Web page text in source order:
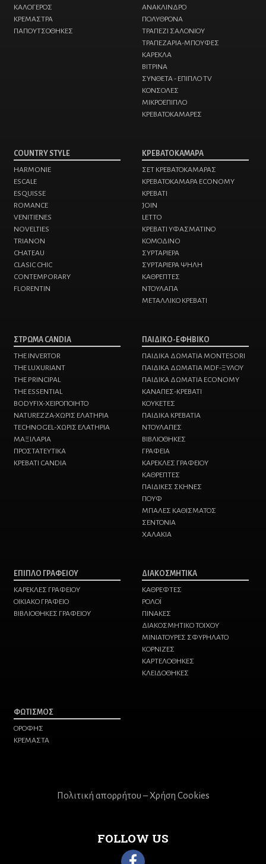
ΚΑΛΟΓΕΡΟΣ
ΚΡΕΜΑΣΤΡΑ
ΠΑΠΟΥΤΣΟΘΗΚΕΣ
ΑΝΑΚΛΙΝΔΡΟ
ΠΟΛΥΘΡΟΝΑ
ΤΡΑΠΕΖΙ ΣΑΛΟΝΙΟΥ
ΤΡΑΠΕΖΑΡΙΑ-ΜΠΟΥΦΕΣ
ΚΑΡΕΚΛΑ
ΒΙΤΡΙΝΑ
ΣΥΝΘΕΤΑ - ΕΠΙΠΛΟ TV
ΚΟΝΣΟΛΕΣ
ΜΙΚΡΟΕΠΙΠΛΟ
ΚΡΕΒΑΤΟΚΑΜΑΡΕΣ
COUNTRY STYLE
HARMONIE
ESCALE
ESQUISSE
ROMANCE
VENITIENES
NOVELTIES
TRIANON
CHATEAU
CLASIC CHIC
CONTEMPORARY
FLORENTIN
ΚΡΕΒΑΤΟΚΑΜΑΡΑ
ΣΕΤ ΚΡΕΒΑΤΟΚΑΜΑΡΑΣ
ΚΡΕΒΑΤΟΚΑΜΑΡΑ ECONOMY
ΚΡΕΒΑΤΙ
JOIN
LETTO
ΚΡΕΒΑΤΙ ΥΦΑΣΜΑΤΙΝΟ
ΚΟΜΟΔΙΝO
ΣΥΡΤΑΡΙΕΡΑ
ΣΥΡΤΑΡΙΕΡΑ ΨΗΛΗ
ΚΑΘΡΕΠΤΕΣ
ΝΤΟΥΛΑΠΑ
ΜΕΤΑΛΛΙΚΟ ΚΡΕΒΑΤΙ
ΣΤΡΩΜΑ CANDIA
THE INVERTOR
THE LUXURIANT
THE PRINCIPAL
THE ESSENTIAL
BODYFIX-ΧΕΙΡΟΠΟΙΗΤΟ
NATUREZZA-XΩΡΙΣ ΕΛΑΤΗΡΙΑ
TECHNOGEL-ΧΩΡΙΣ ΕΛΑΤΗΡΙΑ
MAΞΙΛΑΡΙΑ
ΠΡΟΣΤΑΤΕΥΤΙΚΑ
ΚΡΕΒΑΤΙ CANDIA
ΠΑΙΔΙΚΟ-ΕΦΗΒΙΚΟ
ΠΑΙΔΙΚΑ ΔΩΜΑΤΙΑ MONTESORI
ΠΑΙΔΙΚΑ ΔΩΜΑΤΙΑ MDF-ΞΥΛΟΥ
ΠΑΙΔΙΚΑ ΔΩΜΑΤΙΑ ECONOMY
ΚΑΝΑΠΕΣ-ΚΡΕΒΑΤΙ
KΟΥΚΕΤΕΣ
ΠΑΙΔΙΚΑ ΚΡΕΒΑΤΙΑ
ΝΤΟΥΛΑΠΕΣ
ΒΙΒΛΙΟΘΗΚΕΣ
ΓΡΑΦΕΙΑ
ΚΑΡΕΚΛΕΣ ΓΡΑΦΕΙΟΥ
ΚΑΘΡΕΠΤΕΣ
ΠΑΙΔΙΚΕΣ ΣΚΗΝΕΣ
ΠΟΥΦ
ΜΠΑΛΕΣ ΚΑΘΙΣΜΑΤΟΣ
ΣΕΝΤΟΝΙΑ
ΧΑΛΑΚΙΑ
ΕΠΙΠΛΟ ΓΡΑΦΕΙΟΥ
ΚΑΡΕΚΛΕΣ ΓΡΑΦΕΙΟΥ
ΟΙΚΙΑΚΟ ΓΡΑΦΕΙΟ
ΒΙΒΛΙΟΘΗΚΕΣ ΓΡΑΦΕΙΟΥ
ΔΙΑΚΟΣΜΗΤΙΚΑ
ΚΑΘΡΕΦΤΕΣ
ΡΟΛΟΪ
ΠΙΝΑΚΕΣ
ΔΙΑΚΟΣΜΗΤΙΚΟ ΤΟΙΧΟΥ
ΜΙΝΙΑΤΟΥΡΕΣ ΣΦΥΡΗΛΑΤΟ
ΚΟΡΝΙΖΕΣ
ΚΑΡΤΕΛΟΘΗΚΕΣ
ΚΛΕΙΔΟΘΗΚΕΣ
ΦΩΤΙΣΜΟΣ
ΟΡΟΦΗΣ
ΚΡΕΜΑΣΤΑ
FOLLOW US
Πολιτική απορρήτου – Χρήση Cookies